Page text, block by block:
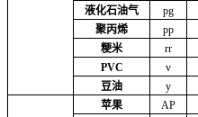
液化石油气
pg
聚丙烯
pp
粳米
rr
PVC
v
豆油
y
苹果
AP